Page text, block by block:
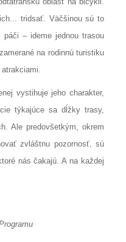
tridsať. Väčšinou sú to
– ideme jednou trasou
na rodinnú turistiku
vystihuje jeho charakter,
týkajúce sa dĺžky trasy,
Ale predovšetkým, okrem
zvláštnu pozornosť, sú
nás čakajú. A na každej